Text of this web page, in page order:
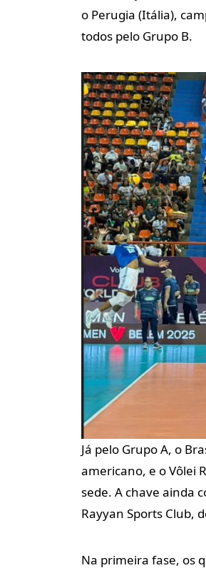
o Perugia (Itália),
todos pelo Grupo B.
Já pelo Grupo A, o
americano, e o Vôlei
sede. A chave ainda
Rayyan Sports Club,
Na primeira fase, os